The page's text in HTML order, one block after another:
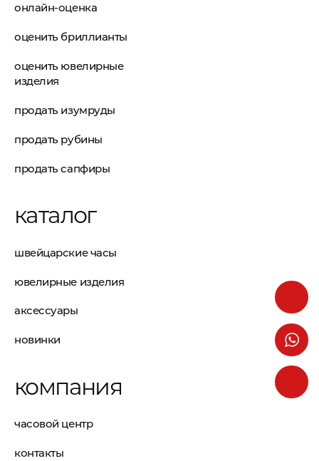
онлайн-оценка
оценить бриллианты
оценить ювелирные
изделия
продать изумруды
продать рубины
продать сапфиры
каталог
швейцарские часы
ювелирные изделия
аксессуары
новинки
компания
часовой центр
контакты